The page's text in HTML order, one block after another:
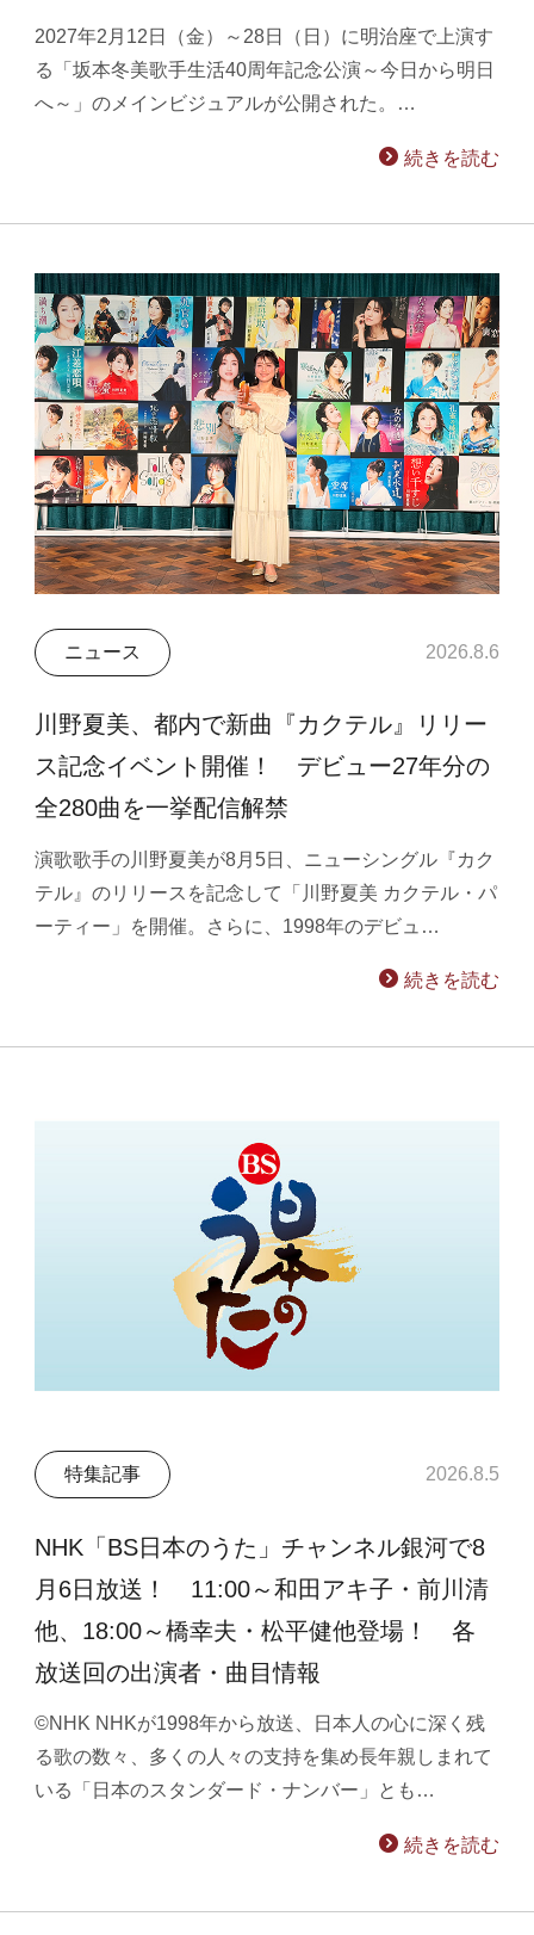
2027年2月12日（金）～28日（日）に明治座で上演す
る「坂本冬美歌手生活40周年記念公演～今日から明日
へ～」のメインビジュアルが公開された。…
続きを読む
ニュース 2026.8.6
川野夏美、都内で新曲『カクテル』リリー
ス記念イベント開催！ デビュー27年分の
全280曲を一挙配信解禁
演歌歌手の川野夏美が8月5日、ニューシングル『カク
テル』のリリースを記念して「川野夏美 カクテル・パ
ーティー」を開催。さらに、1998年のデビュ…
続きを読む
特集記事 2026.8.5
NHK「BS日本のうた」チャンネル銀河で8
月6日放送！ 11:00～和田アキ子・前川清
他、18:00～橋幸夫・松平健他登場！ 各
放送回の出演者・曲目情報
©NHK NHKが1998年から放送、日本人の心に深く残
る歌の数々、多くの人々の支持を集め長年親しまれて
いる「日本のスタンダード・ナンバー」とも…
続きを読む